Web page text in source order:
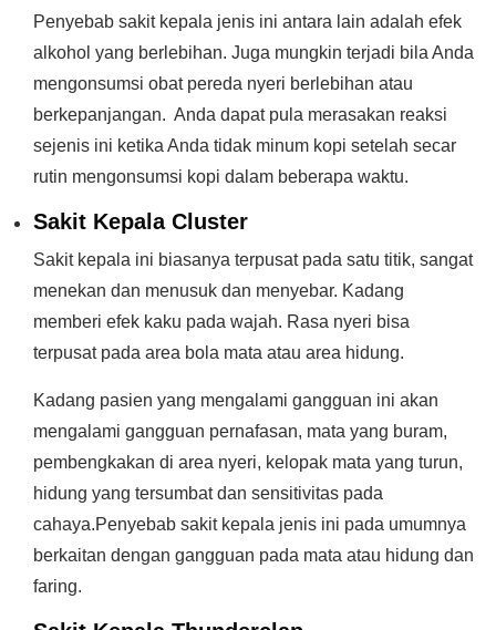
Penyebab sakit kepala jenis ini antara lain adalah efek
alkohol yang berlebihan. Juga mungkin terjadi bila Anda
mengonsumsi obat pereda nyeri berlebihan atau
berkepanjangan. Anda dapat pula merasakan reaksi
sejenis ini ketika Anda tidak minum kopi setelah secar
rutin mengonsumsi kopi dalam beberapa waktu.
Sakit Kepala Cluster
Sakit kepala ini biasanya terpusat pada satu titik, sangat
menekan dan menusuk dan menyebar. Kadang
memberi efek kaku pada wajah. Rasa nyeri bisa
terpusat pada area bola mata atau area hidung.
Kadang pasien yang mengalami gangguan ini akan
mengalami gangguan pernafasan, mata yang buram,
pembengkakan di area nyeri, kelopak mata yang turun,
hidung yang tersumbat dan sensitivitas pada
cahaya.Penyebab sakit kepala jenis ini pada umumnya
berkaitan dengan gangguan pada mata atau hidung dan
faring.